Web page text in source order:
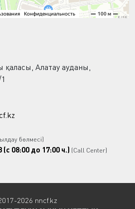
қаласы, Алатау ауданы,
бөлмесі)
(с 08:00 до 17:00 ч.) (Call Center)
2026 nncf.kz